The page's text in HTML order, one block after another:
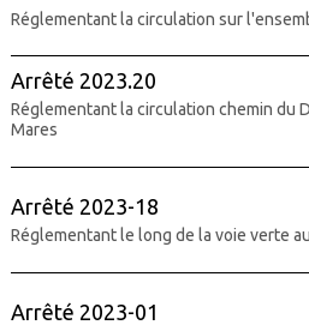
Réglementant la circulation sur
Arrêté 2023.20
Réglementant la circulation chemin du
Mares
Arrêté 2023-18
Réglementant le long de la voie verte
Arrêté 2023-01